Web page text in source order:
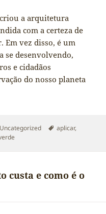
a arquitetura
com a certeza de
Em vez disso, é um
se desenvolvendo,
e cidadãos
do nosso planeta
Categorias
Uncategorized Tags
aplicar,
custa e como é o